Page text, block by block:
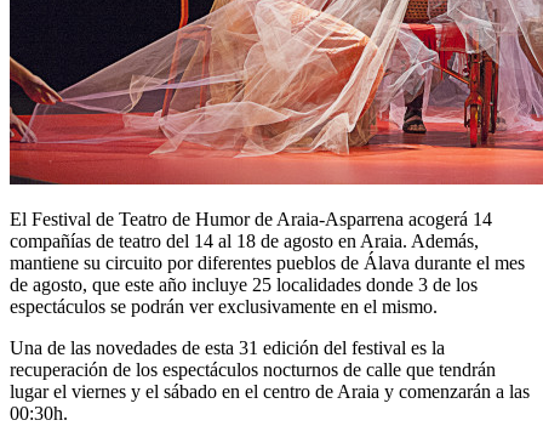
El Festival de Teatro de Humor de Araia-Asparrena acogerá 14
compañías de teatro del 14 al 18 de agosto en Araia. Además,
mantiene su circuito por diferentes pueblos de Álava durante el mes
de agosto, que este año incluye 25 localidades donde 3 de los
espectáculos se podrán ver exclusivamente en el mismo.
Una de las novedades de esta 31 edición del festival es la
recuperación de los espectáculos nocturnos de calle que tendrán
lugar el viernes y el sábado en el centro de Araia y comenzarán a las
00:30h.